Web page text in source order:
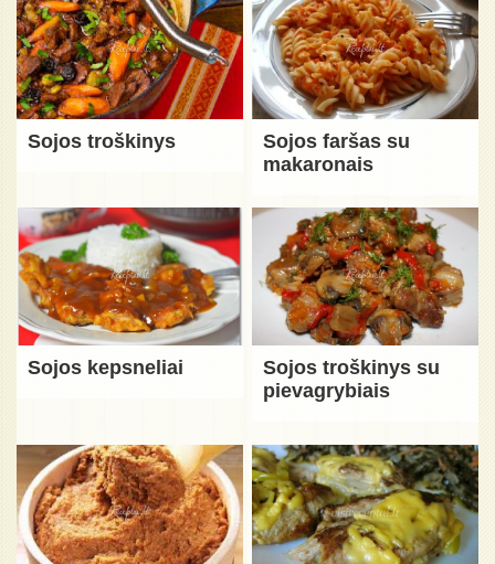
Sojos troškinys
Sojos faršas su
makaronais
Sojos kepsneliai
Sojos troškinys su
pievagrybiais